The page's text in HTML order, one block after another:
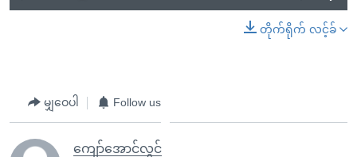
တိုက်ရိုက် လင့်ခ်
မျှဝေပါ Follow us
ကျော်အောင်လွင်